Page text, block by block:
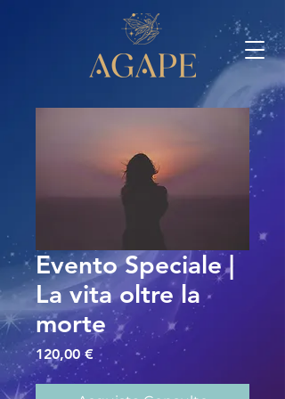
Evento Speciale |
La vita oltre la
morte
120,00 €Prezzo